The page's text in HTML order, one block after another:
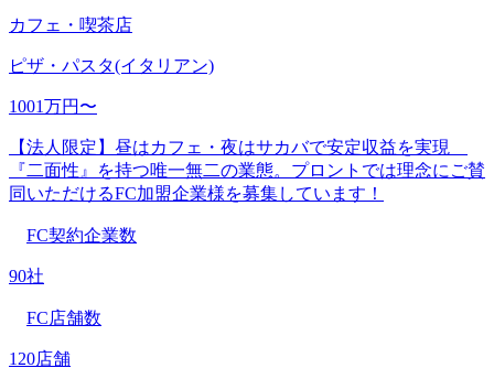
カフェ・喫茶店
ピザ・パスタ(イタリアン)
1001万円〜
【法人限定】昼はカフェ・夜はサカバで安定収益を実現
『二面性』を持つ唯一無二の業態。プロントでは理念にご賛
同いただけるFC加盟企業様を募集しています！
FC契約企業数
90社
FC店舗数
120店舗